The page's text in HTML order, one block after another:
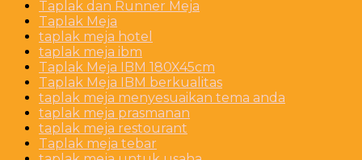
Taplak dan Runner Meja
Taplak Meja
taplak meja hotel
taplak meja ibm
Taplak Meja IBM 180X45cm
Taplak Meja IBM berkualitas
taplak meja menyesuaikan tema anda
taplak meja prasmanan
taplak meja restourant
Taplak meja tebar